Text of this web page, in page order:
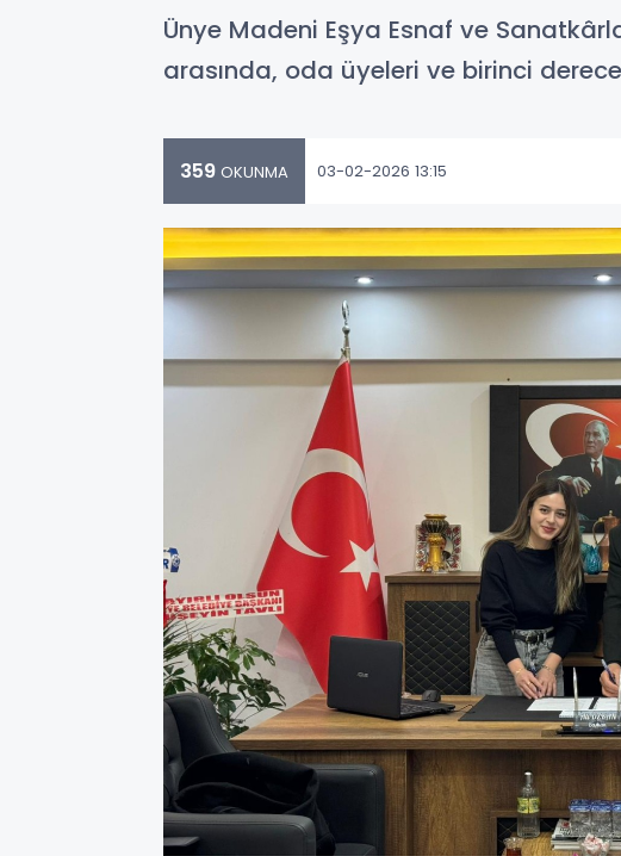
Ünye Madeni Eşya Esnaf ve
arasında, oda üyeleri ve birinci
359 OKUNMA 03-02-2026 13:15